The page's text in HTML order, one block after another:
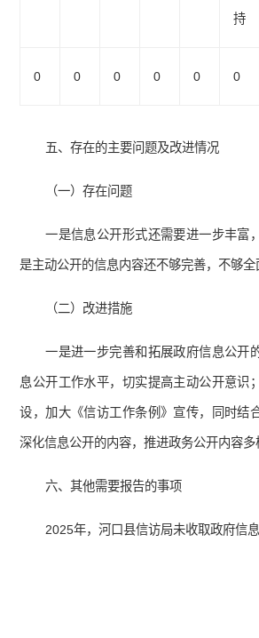
持
0 0 0 0 0 0
五、存在的主要问题及改进情况
（一）存在问题
一是信息公开形式还需要进一步丰富
是主动公开的信息内容还不够完善，不够全
（二）改进措施
一是进一步完善和拓展政府信息公开
息公开工作水平，切实提高主动公开意识
设，加大《信访工作条例》宣传，同时结
深化信息公开的内容，推进政务公开内容多
六、其他需要报告的事项
2025年，河口县信访局未收取政府信